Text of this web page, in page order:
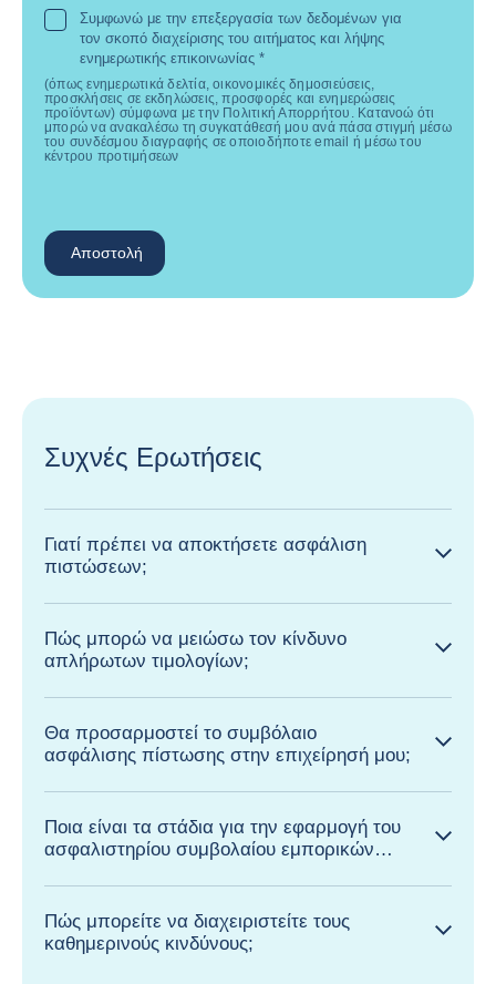
Συμφωνώ με την επεξεργασία των δεδομένων για
τον σκοπό διαχείρισης του αιτήματος και λήψης
ενημερωτικής επικοινωνίας *
(όπως ενημερωτικά δελτία, οικονομικές δημοσιεύσεις,
προσκλήσεις σε εκδηλώσεις, προσφορές και ενημερώσεις
προϊόντων) σύμφωνα με την Πολιτική Απορρήτου. Κατανοώ ότι
μπορώ να ανακαλέσω τη συγκατάθεσή μου ανά πάσα στιγμή μέσω
του συνδέσμου διαγραφής σε οποιοδήποτε email ή μέσω του
κέντρου προτιμήσεων
Αποστολή
Συχνές Ερωτήσεις
Γιατί πρέπει να αποκτήσετε ασφάλιση
πιστώσεων;
Πώς μπορώ να μειώσω τον κίνδυνο
απλήρωτων τιμολογίων;
Θα προσαρμοστεί το συμβόλαιο
ασφάλισης πίστωσης στην επιχείρησή μου;
Ποια είναι τα στάδια για την εφαρμογή του
ασφαλιστηρίου συμβολαίου εμπορικών
Πώς μπορείτε να διαχειριστείτε τους
καθημερινούς κινδύνους;